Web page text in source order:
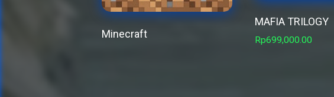
Minecraft
MAFIA TRILOGY
Rp699,000.00